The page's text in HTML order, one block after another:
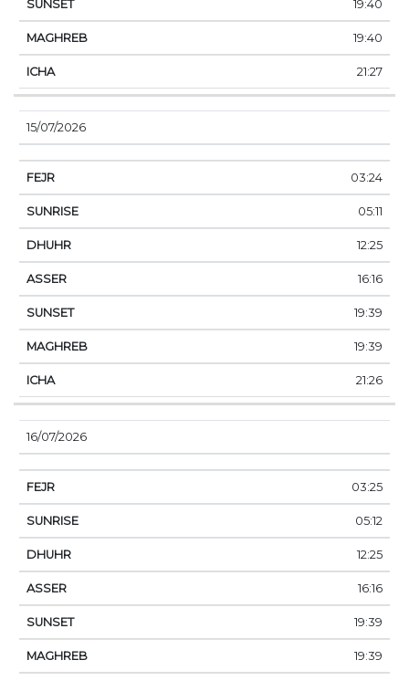
19:40
19:40
21:27
15/07/2026
03:24
05:11
12:25
16:16
19:39
19:39
21:26
16/07/2026
03:25
05:12
12:25
16:16
19:39
19:39